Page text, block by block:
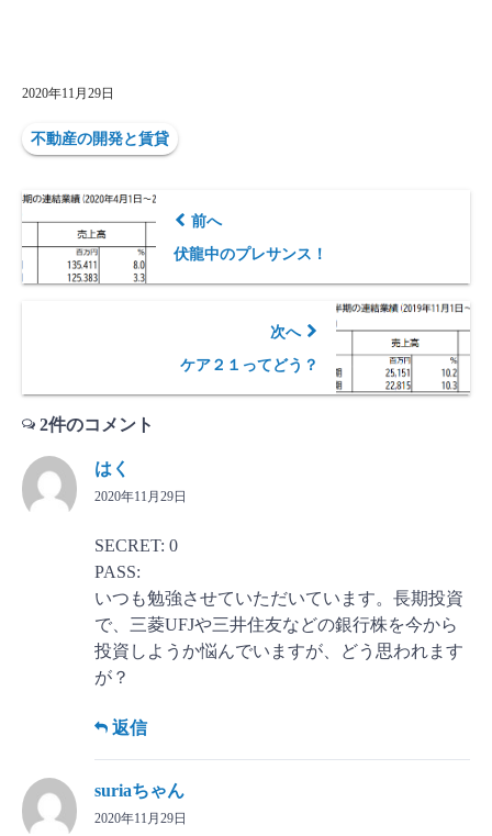
2020年11月29日
不動産の開発と賃貸
前へ
伏龍中のプレサンス！
次へ
ケア２１ってどう？
2件のコメント
はく
2020年11月29日
SECRET: 0
PASS:
いつも勉強させていただいています。長期投資
で、三菱UFJや三井住友などの銀行株を今から
投資しようか悩んでいますが、どう思われます
が？
返信
suriaちゃん
2020年11月29日